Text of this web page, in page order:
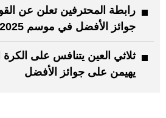
رابطة المحترفين تعلن عن
جوائز الأفضل في موسم 2025-2026
ثلاثي العين يتنافس على الكرة
يهيمن على جوائز الأفضل